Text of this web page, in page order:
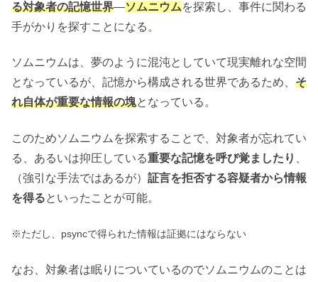
る対象者の記憶世界―ソムニウムを探索し、事件に関わる
手がかりを探すことになる。
ソムニウムは、夢のように混沌としていて現実離れな空間
となっているが、記憶から構成される世界であるため、 そ
れ自体が重要な情報の塊となっている。
このためソムニウムを探索することで、対象者が忘れてい
る、あるいは抑圧している重要な記憶を呼び覚ましたり
（強引な手法ではあるが） 証言を拒否する容疑者から情報
を得るといったことが可能。
※ただし、psyncで得られた情報は証拠にはならない
なお、対象者は眠りについているのでソムニウムのことは